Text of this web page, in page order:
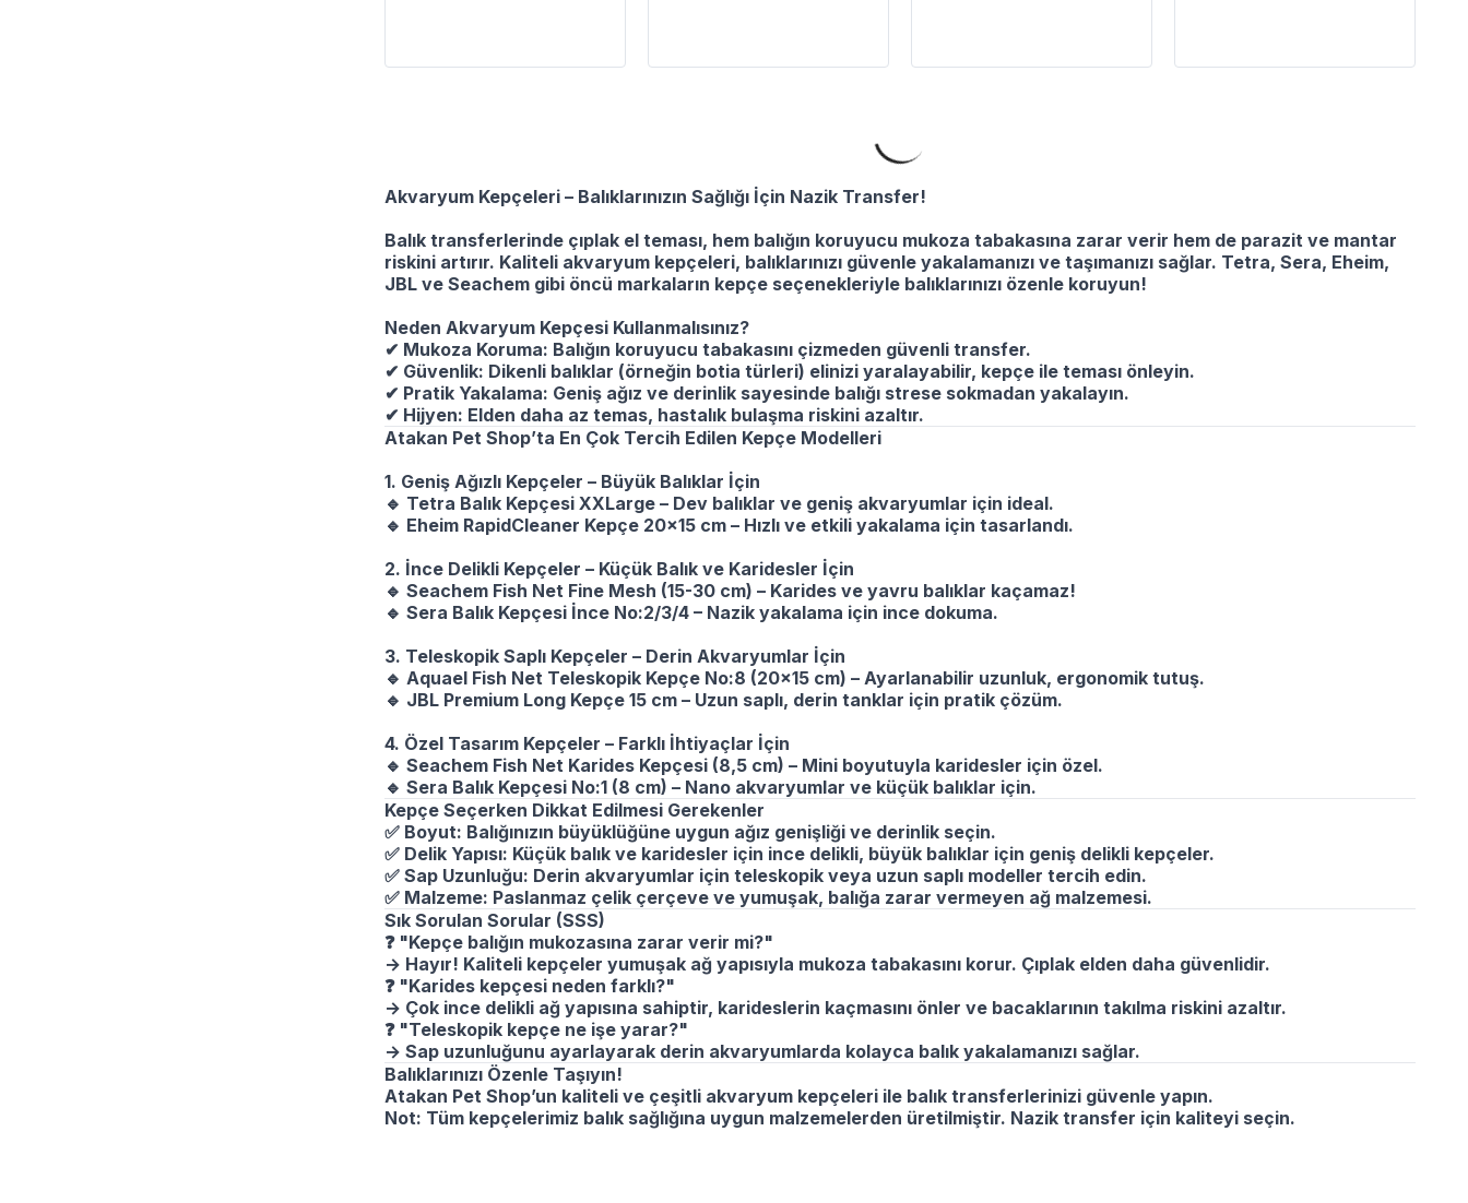
Akvaryum Kepçeleri – Balıklarınızın Sağlığı İçin Nazik Transfer!
Balık transferlerinde çıplak el teması, hem balığın koruyucu mukoza tabakasına zarar verir hem de parazit ve mantar
riskini artırır. Kaliteli akvaryum kepçeleri, balıklarınızı güvenle yakalamanızı ve taşımanızı sağlar. Tetra, Sera, Eheim,
JBL ve Seachem gibi öncü markaların kepçe seçenekleriyle balıklarınızı özenle koruyun!
Neden Akvaryum Kepçesi Kullanmalısınız?
✔ Mukoza Koruma: Balığın koruyucu tabakasını çizmeden güvenli transfer.
✔ Güvenlik: Dikenli balıklar (örneğin botia türleri) elinizi yaralayabilir, kepçe ile teması önleyin.
✔ Pratik Yakalama: Geniş ağız ve derinlik sayesinde balığı strese sokmadan yakalayın.
✔ Hijyen: Elden daha az temas, hastalık bulaşma riskini azaltır.
Atakan Pet Shop’ta En Çok Tercih Edilen Kepçe Modelleri
1. Geniş Ağızlı Kepçeler – Büyük Balıklar İçin
🔹 Tetra Balık Kepçesi XXLarge – Dev balıklar ve geniş akvaryumlar için ideal.
🔹 Eheim RapidCleaner Kepçe 20x15 cm – Hızlı ve etkili yakalama için tasarlandı.
2. İnce Delikli Kepçeler – Küçük Balık ve Karidesler İçin
🔹 Seachem Fish Net Fine Mesh (15-30 cm) – Karides ve yavru balıklar kaçamaz!
🔹 Sera Balık Kepçesi İnce No:2/3/4 – Nazik yakalama için ince dokuma.
3. Teleskopik Saplı Kepçeler – Derin Akvaryumlar İçin
🔹 Aquael Fish Net Teleskopik Kepçe No:8 (20x15 cm) – Ayarlanabilir uzunluk, ergonomik tutuş.
🔹 JBL Premium Long Kepçe 15 cm – Uzun saplı, derin tanklar için pratik çözüm.
4. Özel Tasarım Kepçeler – Farklı İhtiyaçlar İçin
🔹 Seachem Fish Net Karides Kepçesi (8,5 cm) – Mini boyutuyla karidesler için özel.
🔹 Sera Balık Kepçesi No:1 (8 cm) – Nano akvaryumlar ve küçük balıklar için.
Kepçe Seçerken Dikkat Edilmesi Gerekenler
✅ Boyut: Balığınızın büyüklüğüne uygun ağız genişliği ve derinlik seçin.
✅ Delik Yapısı: Küçük balık ve karidesler için ince delikli, büyük balıklar için geniş delikli kepçeler.
✅ Sap Uzunluğu: Derin akvaryumlar için teleskopik veya uzun saplı modeller tercih edin.
✅ Malzeme: Paslanmaz çelik çerçeve ve yumuşak, balığa zarar vermeyen ağ malzemesi.
Sık Sorulan Sorular (SSS)
❓"Kepçe balığın mukozasına zarar verir mi?"
→ Hayır! Kaliteli kepçeler yumuşak ağ yapısıyla mukoza tabakasını korur. Çıplak elden daha güvenlidir.
❓"Karides kepçesi neden farklı?"
→ Çok ince delikli ağ yapısına sahiptir, karideslerin kaçmasını önler ve bacaklarının takılma riskini azaltır.
❓"Teleskopik kepçe ne işe yarar?"
→ Sap uzunluğunu ayarlayarak derin akvaryumlarda kolayca balık yakalamanızı sağlar.
Balıklarınızı Özenle Taşıyın!
Atakan Pet Shop’un kaliteli ve çeşitli akvaryum kepçeleri ile balık transferlerinizi güvenle yapın.
Not: Tüm kepçelerimiz balık sağlığına uygun malzemelerden üretilmiştir. Nazik transfer için kaliteyi seçin.